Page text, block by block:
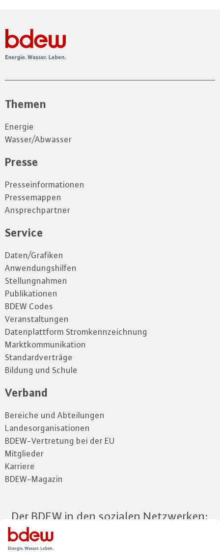
Themen
Energie
Wasser/Abwasser
Presse
Presseinformationen
Pressemappen
Ansprechpartner
Service
Daten/Grafiken
Anwendungshilfen
Stellungnahmen
Publikationen
BDEW Codes
Veranstaltungen
Datenplattform Stromkennzeichnung
Marktkommunikation
Standardverträge
Bildung und Schule
Verband
Bereiche und Abteilungen
Landesorganisationen
BDEW-Vertretung bei der EU
Mitglieder
Karriere
BDEW-Magazin
Der BDEW in den sozialen Netzwerken: